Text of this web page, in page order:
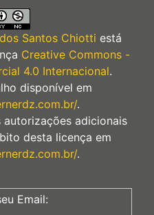
Santos Chiotti está
Creative Commons -
4.0 Internacional.
disponível em
.
adicionais
desta licença em
.
Email: